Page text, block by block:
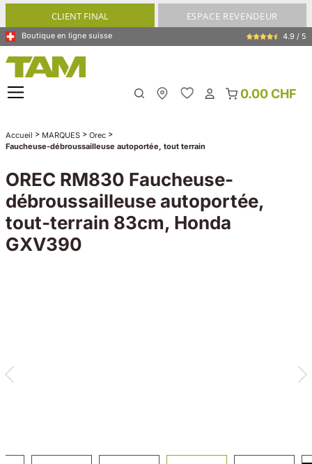
principalCLIENT FINAL ESPACE REVENDEUR
Boutique en ligne suisse 4.9 / 5
0.00 CHF
Accueil > MARQUES > Orec >
Faucheuse-débroussailleuse autoportée, tout terrain
OREC RM830 Faucheuse-
débroussailleuse autoportée,
tout-terrain 83cm, Honda
GXV390